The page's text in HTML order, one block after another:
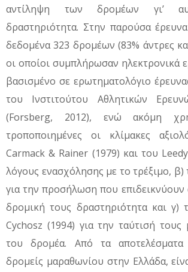
αντίληψη των δρομέων γι’
δραστηριότητα. Στην παρούσα
δεδομένα 323 δρομέων (83% άντρες
οι οποίοι συμπλήρωσαν ηλεκτρονικά
βασισμένο σε ερωτηματολόγιο
του Ινστιτούτου Αθλητικών
(Forsberg, 2012), ενώ ακόμη
τροποποιημένες οι κλίμακες
Carmack & Rainer (1979) και του
λόγους ενασχόλησης με το τρέξιμο, β)
για την προσήλωση που επιδεικνύουν
δρομική τους δραστηριότητα και
Cychosz (1994) για την ταύτισή τους
του δρομέα. Από τα αποτελέσματα
δρομείς μαραθωνίου στην Ελλάδα,